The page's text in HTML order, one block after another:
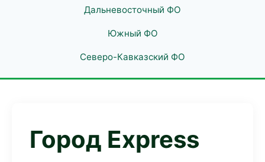
Дальневосточный ФО
Южный ФО
Северо-Кавказский ФО
Город Express